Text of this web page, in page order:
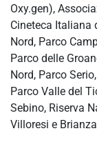
Oxy.gen),
Cineteca Italiana
Nord, Parco
Parco delle
Nord, Parco Serio,
Parco Valle del
Sebino, Riserva
Villoresi e